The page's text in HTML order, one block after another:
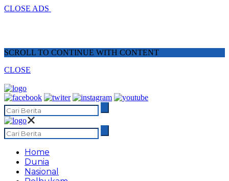
CLOSE ADS
SCROLL TO CONTINUE WITH CONTENT
CLOSE
Home
Dunia
Nasional